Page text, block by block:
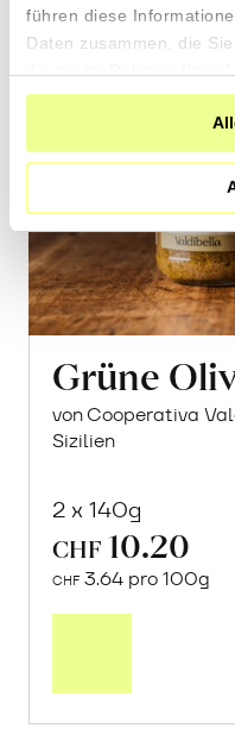
führen diese
Daten zusammen, die
haben.
Grüne
von Cooperativa
Sizilien
2 x 140g
CHF 10.20
CHF 3.64 pro 100g